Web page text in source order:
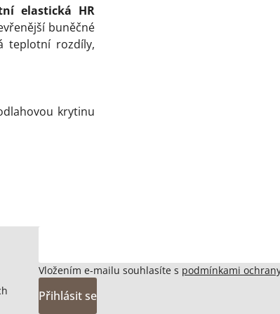
elastická HR
buněčné
teplotní rozdíly,
krytinu
Vložením e-mailu souhlasíte s podmínkami
Přihlásit se